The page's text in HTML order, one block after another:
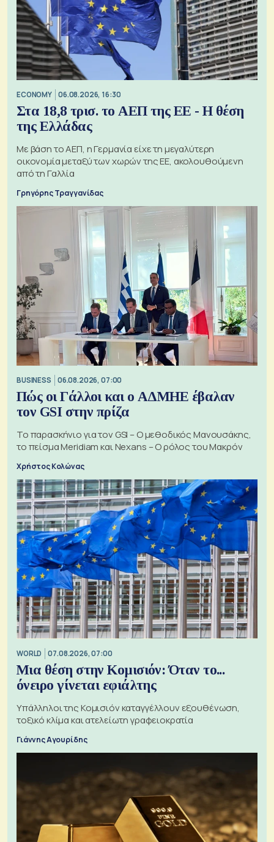
ECONOMY 06.08.2026, 16:30
Στα 18,8 τρισ. το ΑΕΠ της ΕΕ - Η θέση
της Ελλάδας
Με βάση το ΑΕΠ, η Γερμανία είχε τη μεγαλύτερη
οικονομία μεταξύ των χωρών της ΕΕ, ακολουθούμενη
από τη Γαλλία
Γρηγόρης Τραγγανίδας
BUSINESS 06.08.2026, 07:00
Πώς οι Γάλλοι και ο ΑΔΜΗΕ έβαλαν
τον GSI στην πρίζα
Το παρασκήνιο για τον GSI – Ο μεθοδικός Μανουσάκης,
το πείσμα Meridiam και Nexans – Ο ρόλος του Μακρόν
Χρήστος Κολώνας
WORLD 07.08.2026, 07:00
Μια θέση στην Κομισιόν: Όταν το...
όνειρο γίνεται εφιάλτης
Υπάλληλοι της Κομισιόν καταγγέλλουν εξουθένωση,
τοξικό κλίμα και ατελείωτη γραφειοκρατία
Γιάννης Αγουρίδης